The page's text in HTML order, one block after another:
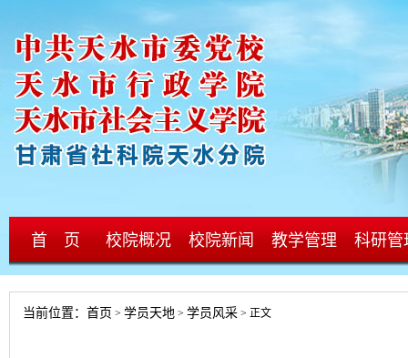
首 页 校院概况 校院新闻 教学管理 科研管
当前位置： 首页 > 学员天地 > 学员风采 > 正文